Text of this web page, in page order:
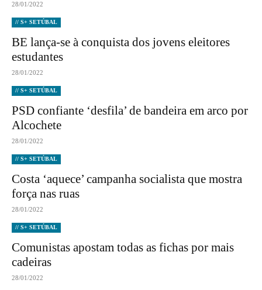
28/01/2022
// S+ SETÚBAL
BE lança-se à conquista dos jovens eleitores
estudantes
28/01/2022
// S+ SETÚBAL
PSD confiante ‘desfila’ de bandeira em arco por
Alcochete
28/01/2022
// S+ SETÚBAL
Costa ‘aquece’ campanha socialista que mostra
força nas ruas
28/01/2022
// S+ SETÚBAL
Comunistas apostam todas as fichas por mais
cadeiras
28/01/2022